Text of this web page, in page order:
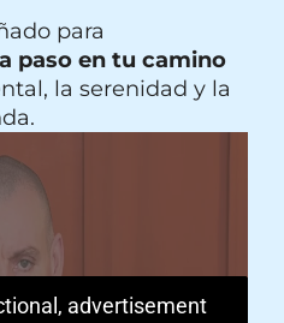
para
paso en tu camino
la serenidad y la
advertisement